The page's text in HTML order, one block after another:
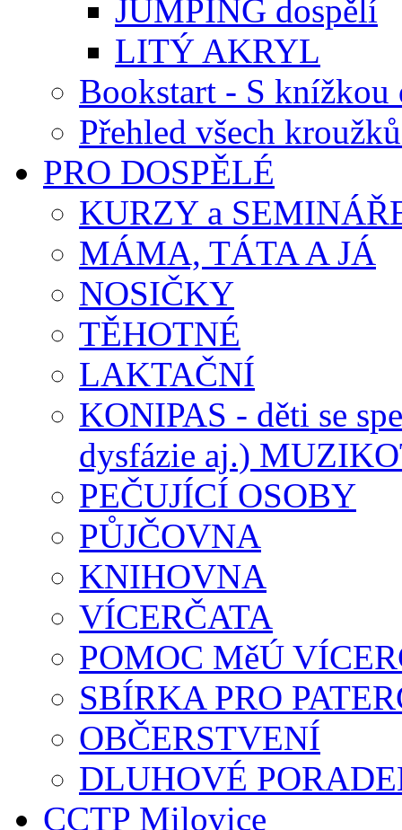
JUMPING dospělí
LITÝ AKRYL
Bookstart - S knížkou
Přehled všech
PRO DOSPĚLÉ
KURZY a
MÁMA, TÁTA A JÁ
NOSIČKY
TĚHOTNÉ
LAKTAČNÍ
KONIPAS - děti se
dysfázie aj.)
PEČUJÍCÍ OSOBY
PŮJČOVNA
KNIHOVNA
VÍCERČATA
POMOC MěÚ
SBÍRKA PRO
OBČERSTVENÍ
DLUHOVÉ
CCTP Milovice